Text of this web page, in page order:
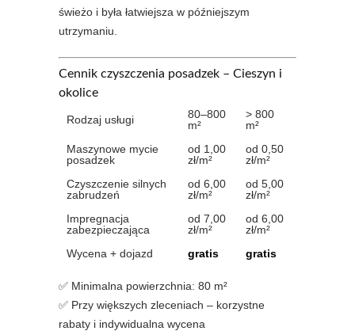
świeżo i była łatwiejsza w późniejszym
utrzymaniu.
Cennik czyszczenia posadzek – Cieszyn i
okolice
Rodzaj usługi
80–800
m²
> 800
m²
Maszynowe mycie
posadzek
od 1,00
zł/m²
od 0,50
zł/m²
Czyszczenie silnych
zabrudzeń
od 6,00
zł/m²
od 5,00
zł/m²
Impregnacja
zabezpieczająca
od 7,00
zł/m²
od 6,00
zł/m²
Wycena + dojazd
gratis gratis
✅ Minimalna powierzchnia: 80 m²
✅ Przy większych zleceniach – korzystne
rabaty i indywidualna wycena